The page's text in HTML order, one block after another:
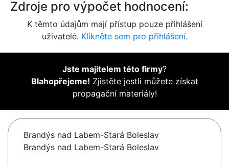
Zdroje pro výpočet hodnocení:
K těmto údajům mají přístup pouze přihlášení
uživatelé. Klikněte sem pro přihlášení.
Jste majitelem této firmy?
Blahopřejeme! Zjistěte jestli můžete získat
propagační materiály!
Brandýs nad Labem-Stará Boleslav
Brandýs nad Labem-Stará Boleslav